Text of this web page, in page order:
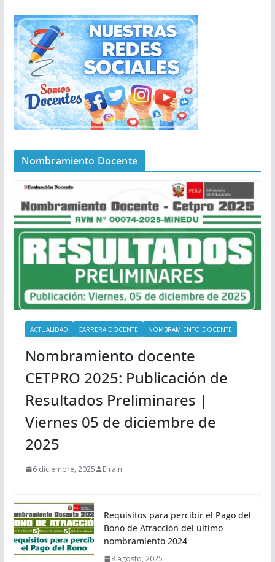
Nombramiento Docente
ACTUALIDAD CARRERA DOCENTE NOMBRAMIENTO DOCENTE
Nombramiento docente
CETPRO 2025: Publicación de
Resultados Preliminares |
Viernes 05 de diciembre de
2025
6 diciembre, 2025 Efrain
Requisitos para percibir el Pago del
Bono de Atracción del último
nombramiento 2024
8 agosto, 2025